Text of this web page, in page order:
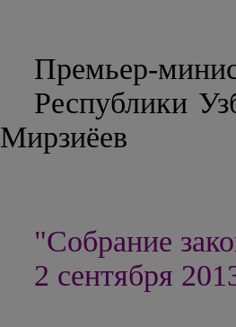
Премьер-
Мирзиёев
"Собрание
2 сентября